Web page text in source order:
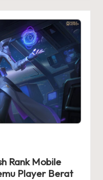
Rank Mobile
Player Berat